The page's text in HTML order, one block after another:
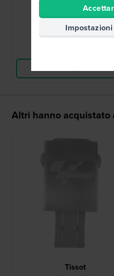
70,00 €
● Disponibile
Vedi i prodotti
Altri hanno acquistato
Tissot